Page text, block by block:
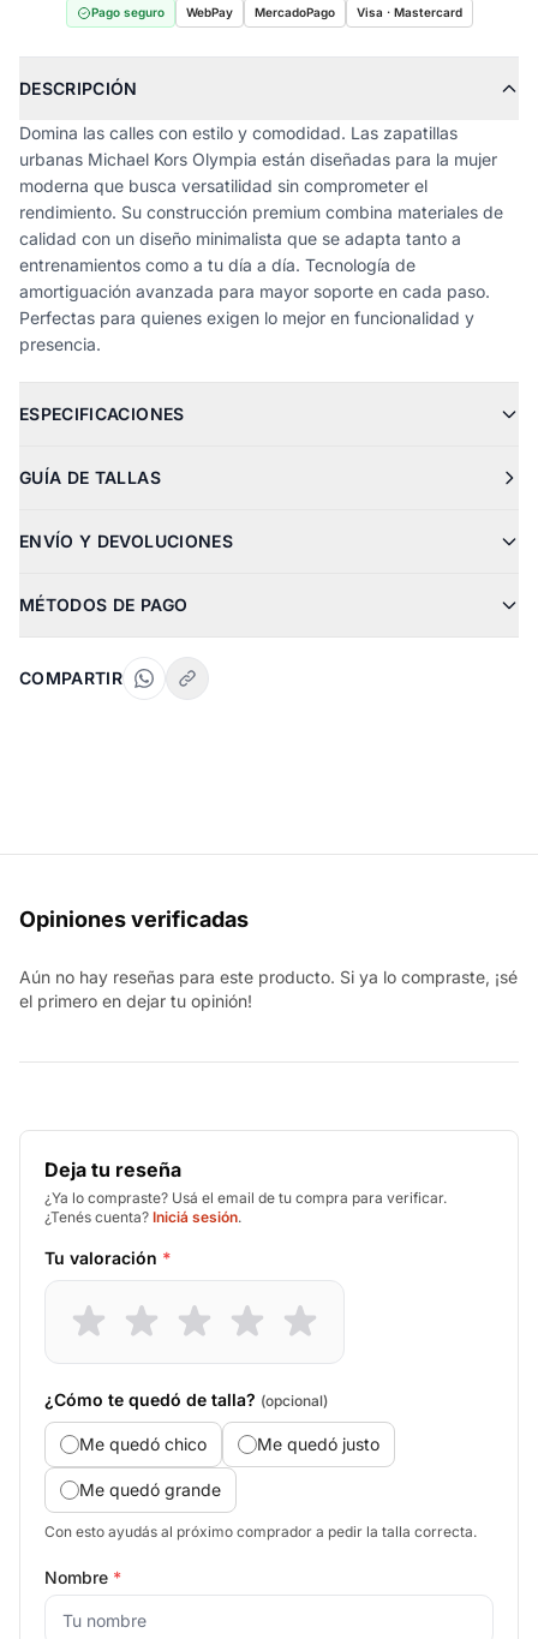
Pago seguro WebPay MercadoPago Visa · Mastercard
DESCRIPCIÓN
Domina las calles con estilo y comodidad. Las zapatillas
urbanas Michael Kors Olympia están diseñadas para la mujer
moderna que busca versatilidad sin comprometer el
rendimiento. Su construcción premium combina materiales de
calidad con un diseño minimalista que se adapta tanto a
entrenamientos como a tu día a día. Tecnología de
amortiguación avanzada para mayor soporte en cada paso.
Perfectas para quienes exigen lo mejor en funcionalidad y
presencia.
ESPECIFICACIONES
GUÍA DE TALLAS
ENVÍO Y DEVOLUCIONES
MÉTODOS DE PAGO
COMPARTIR
Opiniones verificadas
Aún no hay reseñas para este producto. Si ya lo compraste, ¡sé
el primero en dejar tu opinión!
Deja tu reseña
¿Ya lo compraste? Usá el email de tu compra para verificar.
¿Tenés cuenta? Iniciá sesión.
Tu valoración *
¿Cómo te quedó de talla? (opcional)
Me quedó chico Me quedó justo
Me quedó grande
Con esto ayudás al próximo comprador a pedir la talla correcta.
Nombre *